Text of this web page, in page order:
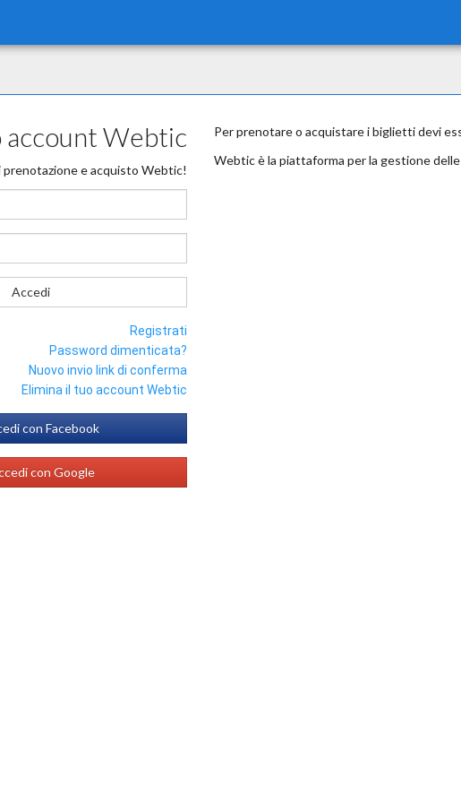
account Webtic
e acquisto Webtic!
Accedi
Registrati
Password dimenticata?
Nuovo invio link di conferma
Elimina il tuo account Webtic
con Facebook
con Google
Per prenotare o acquistare i biglietti devi
Webtic è la piattaforma per la gestione